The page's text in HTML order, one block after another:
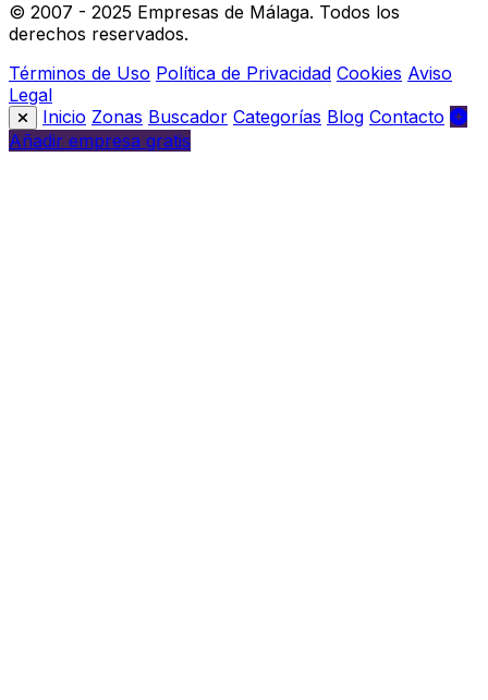
© 2007 - 2025 Empresas de Málaga. Todos los
derechos reservados.
Términos de Uso Política de Privacidad Cookies Aviso
Legal
Inicio Zonas Buscador Categorías Blog Contacto
Añadir empresa gratis